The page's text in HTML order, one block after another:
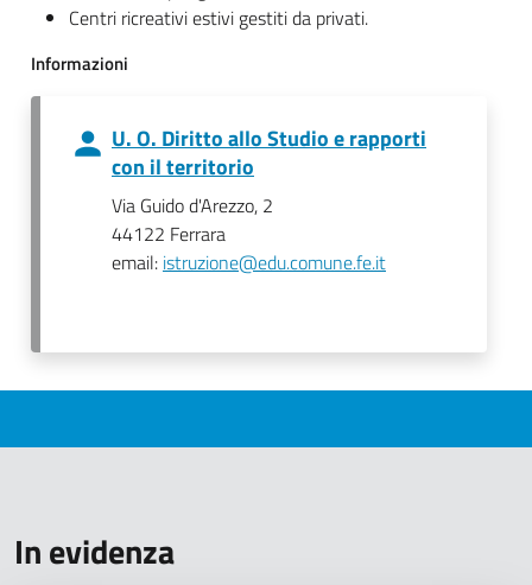
Centri ricreativi estivi gestiti da privati.
Informazioni
U. O. Diritto allo Studio e rapporti
con il territorio
Via Guido d'Arezzo, 2
44122 Ferrara
email: istruzione@edu.comune.fe.it
In evidenza